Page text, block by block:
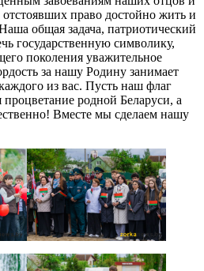
право достойно жить и
общая задача, патриотический
государственную символику,
поколения уважительное
за нашу Родину занимает
из вас. Пусть наш флаг
процветание родной Беларуси, а
Вместе мы сделаем нашу